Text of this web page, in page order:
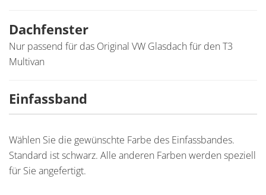
Dachfenster
Nur passend für das Original VW Glasdach für den T3
Multivan
Einfassband
Wählen Sie die gewünschte Farbe des Einfassbandes.
Standard ist schwarz. Alle anderen Farben werden speziell
für Sie angefertigt.